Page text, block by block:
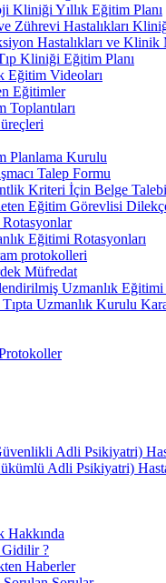
Kliniği Yıllık Eğitim Planı
Zührevi Hastalıkları
Hastalıkları ve
Kliniği Eğitim Planı
Eğitim Videoları
Eğitimler
Toplantıları
Planlama Kurulu
Talep Formu
Kriteri İçin Belge Talebi
Eğitim Görevlisi
Eğitimi Rotasyonları
protokolleri
Müfredat
Uzmanlık Eğitimi
Uzmanlık Kurulu
Adli Psikiyatri)
Adli Psikiyatri)
Hakkında
Gidilir ?
Haberler